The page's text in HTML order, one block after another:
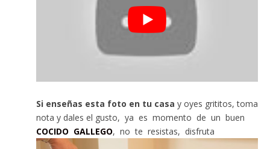
Si enseñas esta foto en tu casa y oyes grititos, toma
nota y dales el gusto, ya es momento de un buen
COCIDO GALLEGO, no te resistas, disfruta